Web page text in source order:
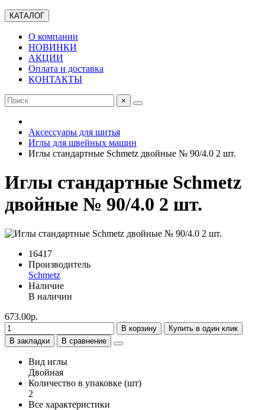
КАТАЛОГ
О компании
НОВИНКИ
АКЦИИ
Оплата и доставка
КОНТАКТЫ
×
Аксессуары для шитья
Иглы для швейных машин
Иглы стандартные Schmetz двойные № 90/4.0 2 шт.
Иглы стандартные Schmetz
двойные № 90/4.0 2 шт.
16417
Производитель
Schmetz
Наличие
В наличии
673.00р.
В корзину
Купить в один клик
В закладки
В сравнение
Вид иглы
Двойная
Количество в упаковке (шт)
2
Все характеристики